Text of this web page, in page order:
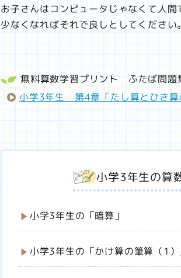
お子さんはコンピュータじゃなくて人
少なくなればそれで良しとしてください。
無料算数学習プリント ふたば問題
小学3年生 第4章「たし算とひき算
小学3年生の算
小学3年生の「暗算」
小学3年生の「かけ算の筆算（1）